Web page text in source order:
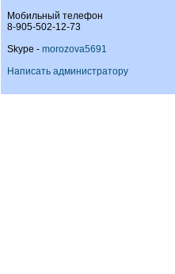
Мобильный телефон
8-905-502-12-73
Skype - morozova5691
Написать администратору